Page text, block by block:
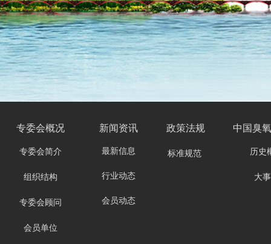
专委会简介
组织结构
专委会顾问
会员单位
中国臭
专委会概况 新闻资讯
标准规范
政策法规
最新信息
行业动态
会员动态
历史
大